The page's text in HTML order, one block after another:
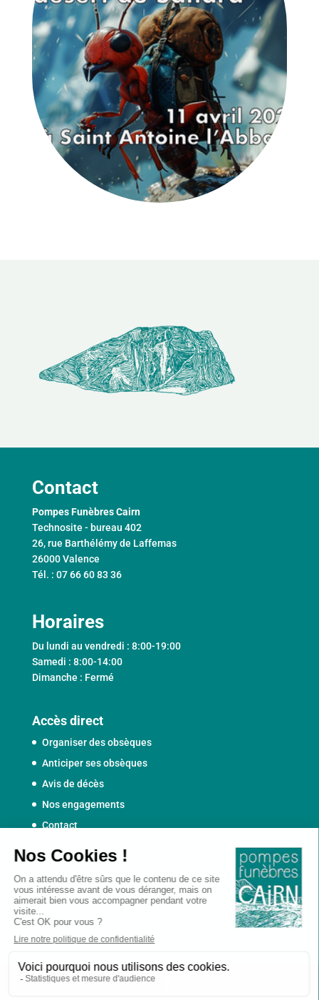
Contact
Pompes Funèbres Cairn
Technosite - bureau 402
26, rue Barthélémy de Laffemas
26000 Valence
Tél. : 07 66 60 83 36
Horaires
Du lundi au vendredi : 8:00-19:00
Samedi : 8:00-14:00
Dimanche : Fermé
Accès direct
Organiser des obsèques
Anticiper ses obsèques
Avis de décès
Nos engagements
Contact
et mentions légales